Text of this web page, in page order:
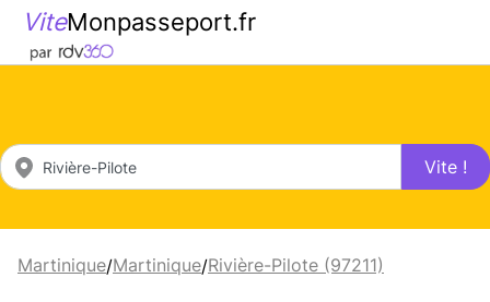
ViteMonpasseport.fr
Vite !
Martinique/Martinique/Rivière-Pilote (97211)